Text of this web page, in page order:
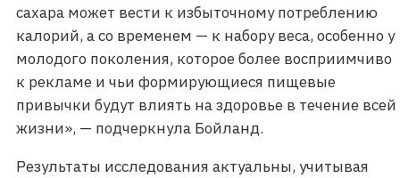
сахара может вести к избыточному потреблению
калорий, а со временем — к набору веса, особенно у
молодого поколения, которое более восприимчиво
к рекламе и чьи формирующиеся пищевые
привычки будут влиять на здоровье в течение всей
жизни», — подчеркнула Бойланд.
Результаты исследования актуальны, учитывая